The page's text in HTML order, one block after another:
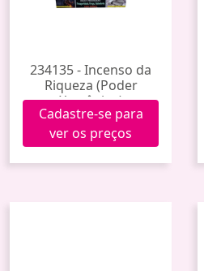
234135 - Incenso da
Riqueza (Poder
Xamânico)
Cadastre-se para
ver os preços